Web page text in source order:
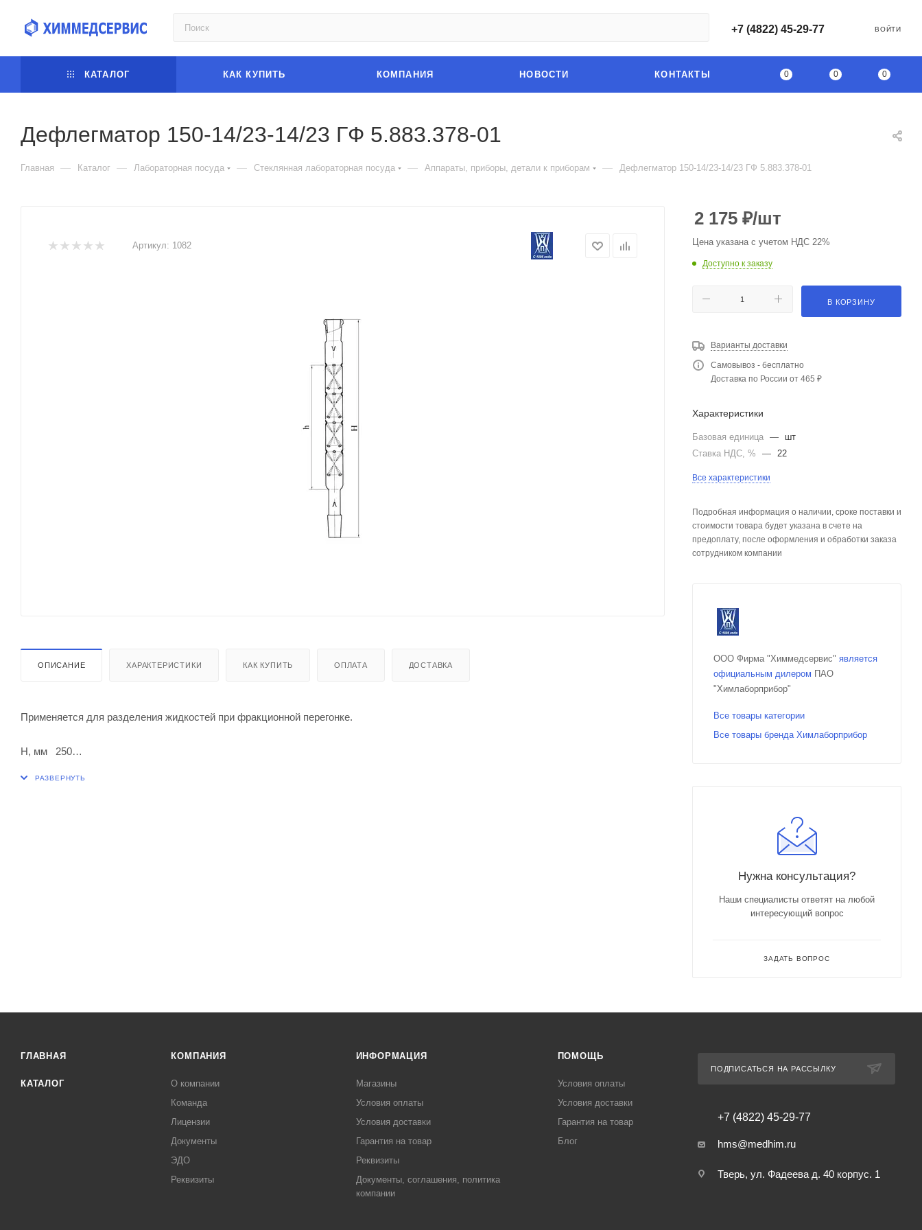
+7 (4822) 45-29-77 ВОЙТИ
0 0 0
КАТАЛОГ КАК КУПИТЬ КОМПАНИЯ НОВОСТИ КОНТАКТЫ
Дефлегматор 150-14/23-14/23 ГФ 5.883.378-01
Главная — Каталог — Лабораторная посуда — Стеклянная лабораторная посуда — Аппараты, приборы, детали к приборам — Дефлегматор 150-14/23-14/23 ГФ 5.883.378-01
Артикул: 1082
ОПИСАНИЕ ХАРАКТЕРИСТИКИ КАК КУПИТЬ ОПЛАТА ДОСТАВКА
Применяется для разделения жидкостей при фракционной перегонке.
Н, мм 250
2 175 ₽/шт
Цена указана с учетом НДС 22%
Доступно к заказу
В КОРЗИНУ
Варианты доставки
Самовывоз - бесплатно
Доставка по России от 465 ₽
Характеристики
Базовая единица —
шт
Ставка НДС, %
— 22
Все характеристики
Подробная информация о наличии, сроке поставки и
стоимости товара будет указана в счете на
предоплату, после оформления и обработки заказа
сотрудником компании
ООО Фирма "Химмедсервис" является
официальным дилером ПАО
"Химлаборприбор"
Все товары категории
Все товары бренда Химлаборприбор
Нужна консультация?
Наши специалисты ответят на любой
интересующий вопрос
ЗАДАТЬ ВОПРОС
ГЛАВНАЯ
КАТАЛОГ
КОМПАНИЯ
О компании
Команда
Лицензии
Документы
ЭДО
Реквизиты
ИНФОРМАЦИЯ
Магазины
Условия оплаты
Условия доставки
Гарантия на товар
Реквизиты
Документы, соглашения, политика
компании
ПОМОЩЬ
Условия оплаты
Условия доставки
Гарантия на товар
Блог
ПОДПИСАТЬСЯ НА РАССЫЛКУ
+7 (4822) 45-29-77
hms@medhim.ru
Тверь, ул. Фадеева д. 40 корпус. 1